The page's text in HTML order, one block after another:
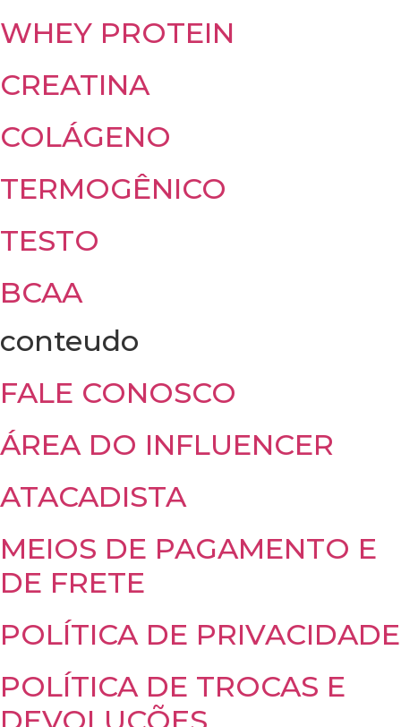
WHEY PROTEIN
CREATINA
COLÁGENO
TERMOGÊNICO
TESTO
BCAA
conteudo
FALE CONOSCO
ÁREA DO INFLUENCER
ATACADISTA
MEIOS DE PAGAMENTO E
DE FRETE
POLÍTICA DE PRIVACIDADE
POLÍTICA DE TROCAS E